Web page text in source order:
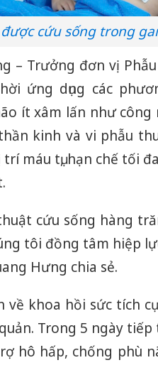
cứu sống trong
– Trưởng đơn vị
ứng dụng các
ít xâm lấn như công
kinh và vi phẫu
máu tụ, hạn chế tối
cứu sống hàng
tôi đồng tâm hiệp
Hưng chia sẻ.
về khoa hồi sức tích
Trong 5 ngày
hô hấp, chống phù